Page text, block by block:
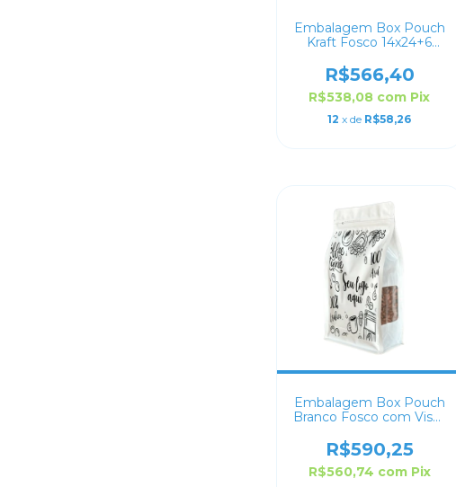
Embalagem Box Pouch
Kraft Fosco 14x24+6
R$566,40
R$538,08 com Pix
12 x de R$58,26
Embalagem Box Pouch
Branco Fosco com Visor
R$590,25
R$560,74 com Pix